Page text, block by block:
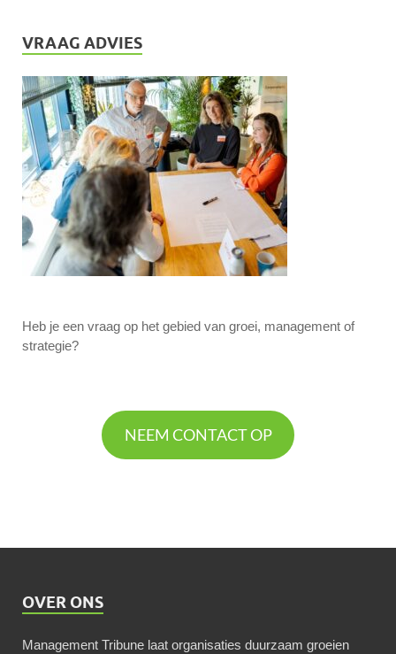
VRAAG ADVIES
Heb je een vraag op het gebied van groei, management of
strategie?
NEEM CONTACT OP
OVER ONS
Management Tribune laat organisaties duurzaam groeien